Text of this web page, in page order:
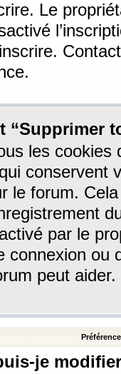
Le
“Supprimer
les cookies
conservent
le forum.
par le
connexion ou
peut aider.
je